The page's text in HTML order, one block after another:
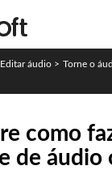
Editar áudio > Torne o
como
de áudio